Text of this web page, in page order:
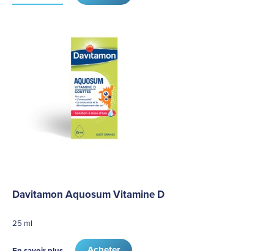
Davitamon Aquosum Vitamine D
25 ml